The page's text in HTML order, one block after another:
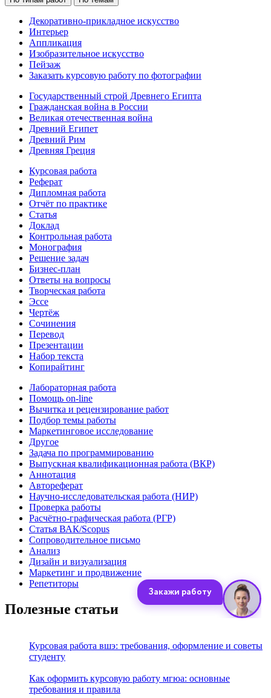
Декоративно-прикладное искусство
Интерьер
Аппликация
Изобразительное искусство
Пейзаж
Заказать курсовую работу по фотографии
Государственный строй Древнего Египта
Гражданская война в России
Великая отечественная война
Древний Египет
Древний Рим
Древняя Греция
Курсовая работа
Реферат
Дипломная работа
Отчёт по практике
Статья
Доклад
Контрольная работа
Монография
Решение задач
Бизнес-план
Ответы на вопросы
Творческая работа
Эссе
Чертёж
Сочинения
Перевод
Презентации
Набор текста
Копирайтинг
Лабораторная работа
Помощь on-line
Вычитка и рецензирование работ
Подбор темы работы
Маркетинговое исследование
Другое
Задача по программированию
Выпускная квалификационная работа (ВКР)
Аннотация
Автореферат
Научно-исследовательская работа (НИР)
Проверка работы
Расчётно-графическая работа (РГР)
Статья ВАК/Scopus
Сопроводительное письмо
Анализ
Дизайн и визуализация
Маркетинг и продвижение
Репетиторы
Полезные статьи
Курсовая работа вшэ: требования, оформление и советы
студенту
Как оформить курсовую работу мгюа: основные
требования и правила